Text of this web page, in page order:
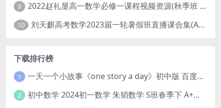
9 2022赵礼显高一数学必修一课程视频资源(秋季班 含讲义)百度网盘云
10 刘天麒高考数学2023届一轮暑假班直播课合集(A和A+)
下载排行榜
1 一天一个小故事《one story a day》初中版 百度网盘分享下载
2 初中数学 2024初一数学 朱韬数学 S班春季下 A+班春季下 百度云网盘